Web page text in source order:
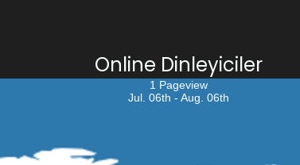
Online Dinleyiciler
1 Pageview
Jul. 06th - Aug. 06th